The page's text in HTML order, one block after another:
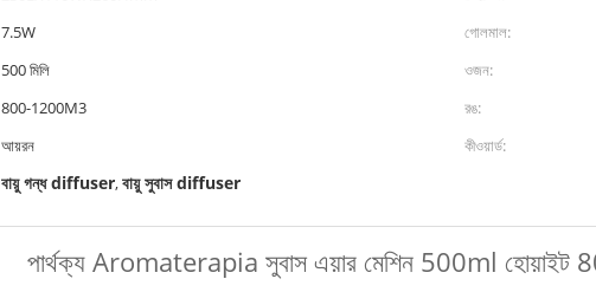
7.5W গোলমাল:
500 মিলি ওজন:
800-1200M3 রঙ:
আয়রন কীওয়ার্ড:
বায়ু গন্ধ diffuser,বায়ু সুবাস diffuser
পার্থক্য Aromaterapia সুবাস এয়ার মেশিন 500ml হোয়াইট